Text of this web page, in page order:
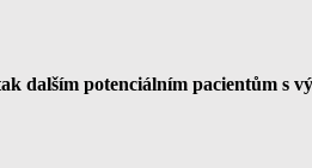
dalším potenciálním pacientům s